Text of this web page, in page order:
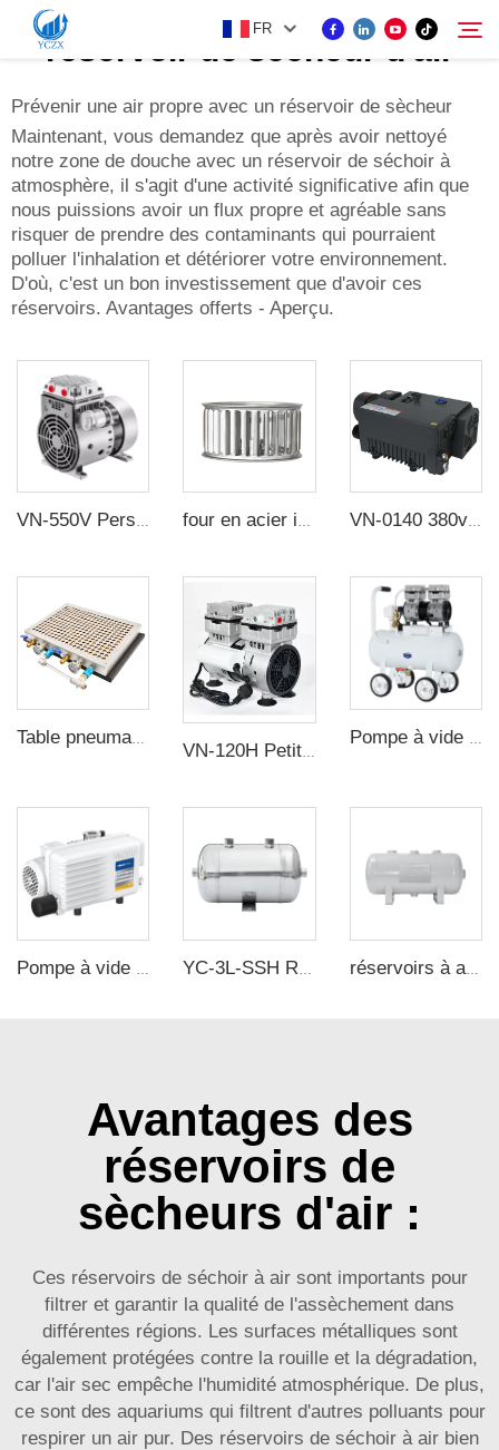
FR
PRODUIT
À PROPOS DE NOUS
ACTUALITÉS
Rechercher
réservoir de sècheur d'air
Prévenir une air propre avec un réservoir de sècheur
Maintenant, vous demandez que après avoir nettoyé
notre zone de douche avec un réservoir de séchoir à
atmosphère, il s'agit d'une activité significative afin que
nous puissions avoir un flux propre et agréable sans
risquer de prendre des contaminants qui pourraient
polluer l'inhalation et détériorer votre environnement.
D'où, c'est un bon investissement que d'avoir ces
réservoirs. Avantages offerts - Aperçu.
VN-550V Personnalisation industrielle en usine Aspiration élevée 280W/110V/220V/380V Pompe à vide compresseur silencieux sans huile pour laboratoire four en acier inoxydable 304 impeller sirocco résistant aux hautes températures ventilateur VN-0140 380v 140 m3/h Électrique Pompe à Vide à Palettes Rotatives pour Équipement d'Emballage sous Vide Alimentaire
VN-120H Petite pompe à vide sans huile Débit 80L/min Pompe à vide sans huile Aspirateurs
réservoirs à air ASME de 10L, réservoirs de stockage d'air ASME UM en acier au carbone provenant d'un fabricant de réservoirs sous pression
Avantages des
réservoirs de
sècheurs d'air :
Ces réservoirs de séchoir à air sont importants pour
filtrer et garantir la qualité de l'assèchement dans
différentes régions. Les surfaces métalliques sont
également protégées contre la rouille et la dégradation,
car l'air sec empêche l'humidité atmosphérique. De plus,
ce sont des aquariums qui filtrent d'autres polluants pour
respirer un air pur. Des réservoirs de séchoir à air bien